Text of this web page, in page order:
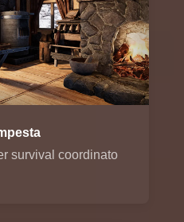
survival coordinato